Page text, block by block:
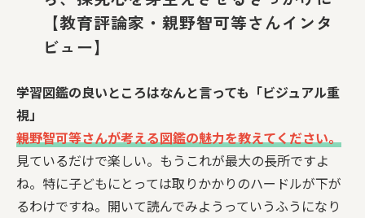
【教育評論家・親野智可等さんインタ
ビュー】
学習図鑑の良いところはなんと言っても「ビジュアル重
視」
――親野智可等さんが考える図鑑の魅力を教えてください。
見ているだけで楽しい。もうこれが最大の長所ですよ
ね。特に子どもにとっては取りかかりのハードルが下が
るわけですね。開いて読んでみようっていうふうになり